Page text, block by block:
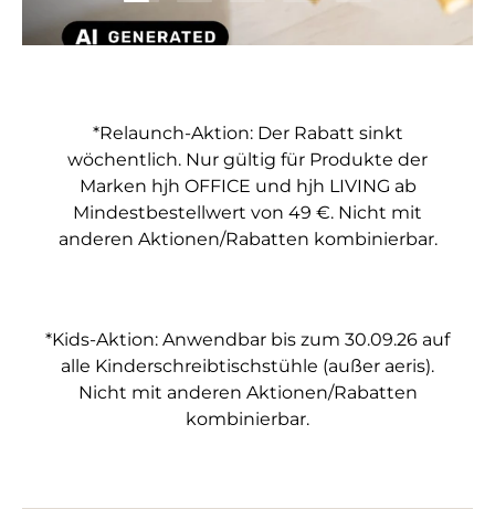
*Relaunch-Aktion: Der Rabatt sinkt
wöchentlich. Nur gültig für Produkte der
Marken hjh OFFICE und hjh LIVING ab
Mindestbestellwert von 49 €. Nicht mit
anderen Aktionen/Rabatten kombinierbar.
*Kids-Aktion: Anwendbar bis zum 30.09.26 auf
alle Kinderschreibtischstühle (außer aeris).
Nicht mit anderen Aktionen/Rabatten
kombinierbar.